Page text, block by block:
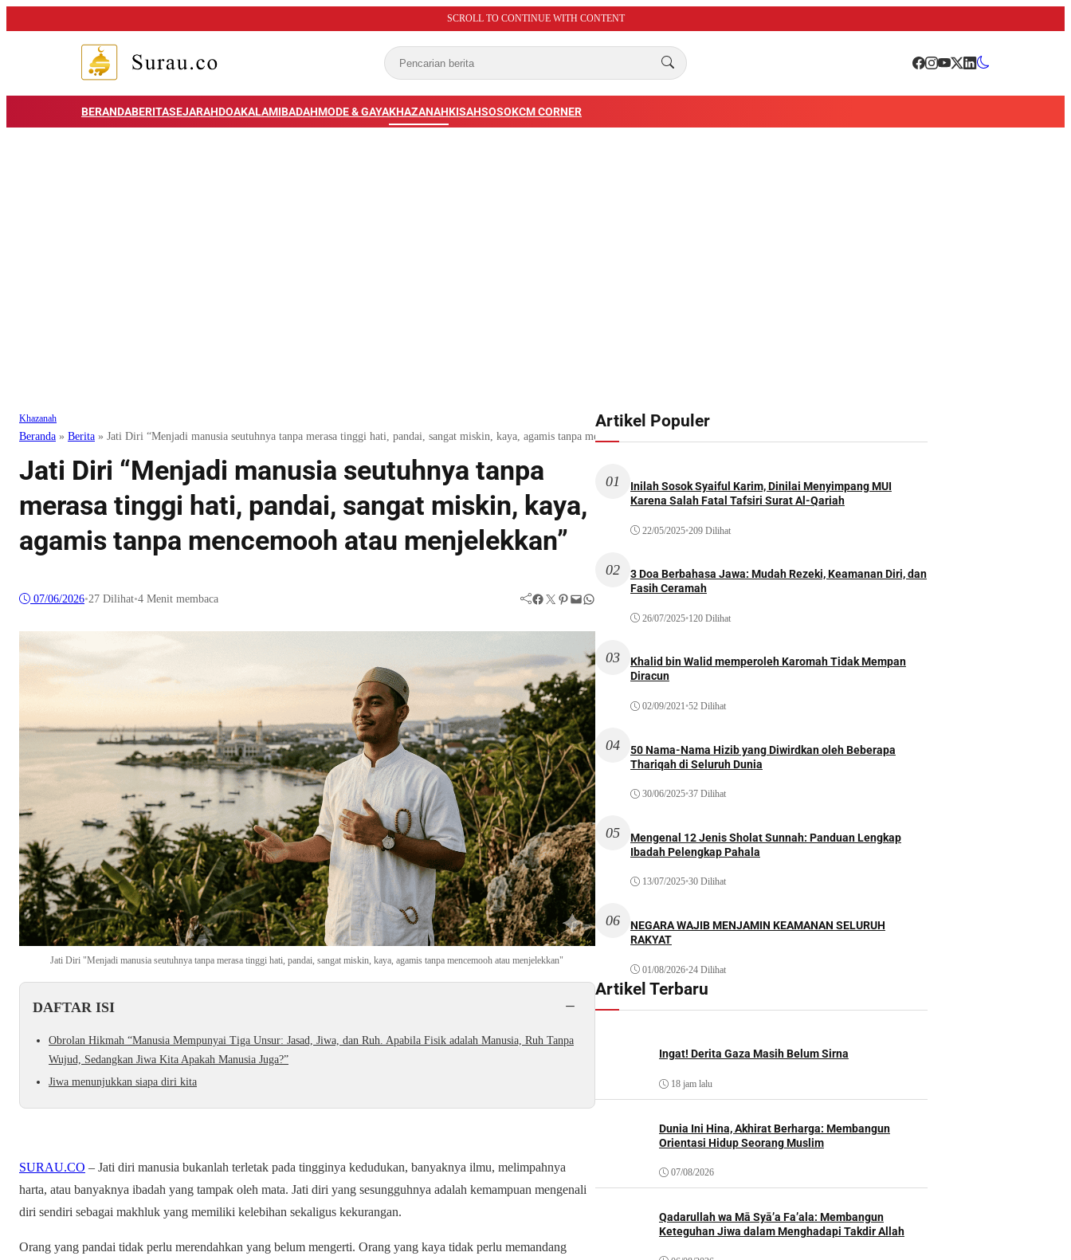
SCROLL TO CONTINUE WITH CONTENT
BERANDABERITASEJARAHDOAKALAMIBADAHMODE & GAYAKHAZANAHKISAHSOSOKCM CORNER
Khazanah
Beranda » Berita » Jati Diri “Menjadi manusia seutuhnya tanpa merasa tinggi hati, pandai, sangat miskin, kaya, agamis tanpa mencemooh atau menjelekkan”
Jati Diri “Menjadi manusia seutuhnya tanpa
merasa tinggi hati, pandai, sangat miskin, kaya,
agamis tanpa mencemooh atau menjelekkan”
07/06/2026•27 Dilihat•4 Menit membaca Facebook Twitter Pinterest Mail WhatsApp
Jati Diri "Menjadi manusia seutuhnya tanpa merasa tinggi hati, pandai, sangat miskin, kaya, agamis tanpa mencemooh atau menjelekkan"
DAFTAR ISI −
Obrolan Hikmah “Manusia Mempunyai Tiga Unsur: Jasad, Jiwa, dan Ruh. Apabila Fisik adalah Manusia, Ruh Tanpa
Wujud, Sedangkan Jiwa Kita Apakah Manusia Juga?”
Jiwa menunjukkan siapa diri kita
SURAU.CO – Jati diri manusia bukanlah terletak pada tingginya kedudukan, banyaknya ilmu, melimpahnya
harta, atau banyaknya ibadah yang tampak oleh mata. Jati diri yang sesungguhnya adalah kemampuan mengenali
diri sendiri sebagai makhluk yang memiliki kelebihan sekaligus kekurangan.
Orang yang pandai tidak perlu merendahkan yang belum mengerti. Orang yang kaya tidak perlu memandang
Artikel Populer
01
Inilah Sosok Syaiful Karim, Dinilai Menyimpang MUI
Karena Salah Fatal Tafsiri Surat Al-Qariah
22/05/2025•209 Dilihat
02
3 Doa Berbahasa Jawa: Mudah Rezeki, Keamanan Diri, dan
Fasih Ceramah
26/07/2025•120 Dilihat
03
Khalid bin Walid memperoleh Karomah Tidak Mempan
Diracun
02/09/2021•52 Dilihat
04
50 Nama-Nama Hizib yang Diwirdkan oleh Beberapa
Thariqah di Seluruh Dunia
30/06/2025•37 Dilihat
05
Mengenal 12 Jenis Sholat Sunnah: Panduan Lengkap
Ibadah Pelengkap Pahala
13/07/2025•30 Dilihat
06
NEGARA WAJIB MENJAMIN KEAMANAN SELURUH
RAKYAT
01/08/2026•24 Dilihat
Artikel Terbaru
Ingat! Derita Gaza Masih Belum Sirna
18 jam lalu
Dunia Ini Hina, Akhirat Berharga: Membangun
Orientasi Hidup Seorang Muslim
07/08/2026
Qadarullah wa Mā Syā’a Fa’ala: Membangun
Keteguhan Jiwa dalam Menghadapi Takdir Allah